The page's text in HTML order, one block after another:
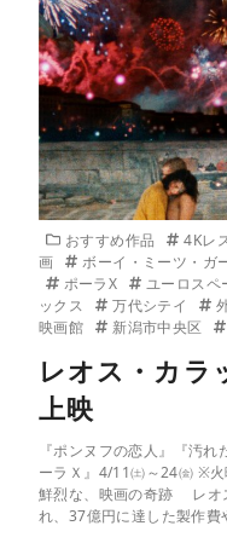
おすすめ作品 4Kレ
画
ボーイ・ミーツ・ガ
ポーラX
ユーロスペ
ックス
万代シテイ
映画館
新潟市中央区
レオス・カラ
上映
『ポンヌフの恋人』『汚
ーラＸ』4/11㈯～24㈮ ※
鮮烈な、映画の奇跡 レオ
れ、37億円に達した製作費